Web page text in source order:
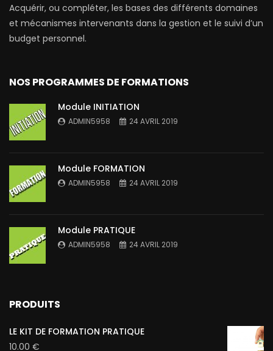
Acquérir, ou compléter, les bases des différents domaines
et mécanismes intervenants dans la gestion et le suivi d’un
budget personnel.
NOS PROGRAMMES DE FORMATIONS
Module INITIATION
ADMIN5958 24 AVRIL 2019
Module FORMATION
ADMIN5958 24 AVRIL 2019
Module PRATIQUE
ADMIN5958 24 AVRIL 2019
PRODUITS
LE KIT DE FORMATION PRATIQUE
10.00 €